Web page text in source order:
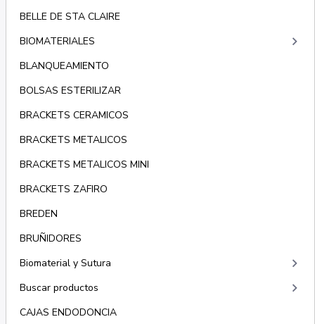
BELLE DE STA CLAIRE
BIOMATERIALES
keyboard_arrow_right
BLANQUEAMIENTO
BOLSAS ESTERILIZAR
BRACKETS CERAMICOS
BRACKETS METALICOS
BRACKETS METALICOS MINI
BRACKETS ZAFIRO
BREDEN
BRUÑIDORES
Biomaterial y Sutura
keyboard_arrow_right
Buscar productos keyboard_arrow_right
CAJAS ENDODONCIA